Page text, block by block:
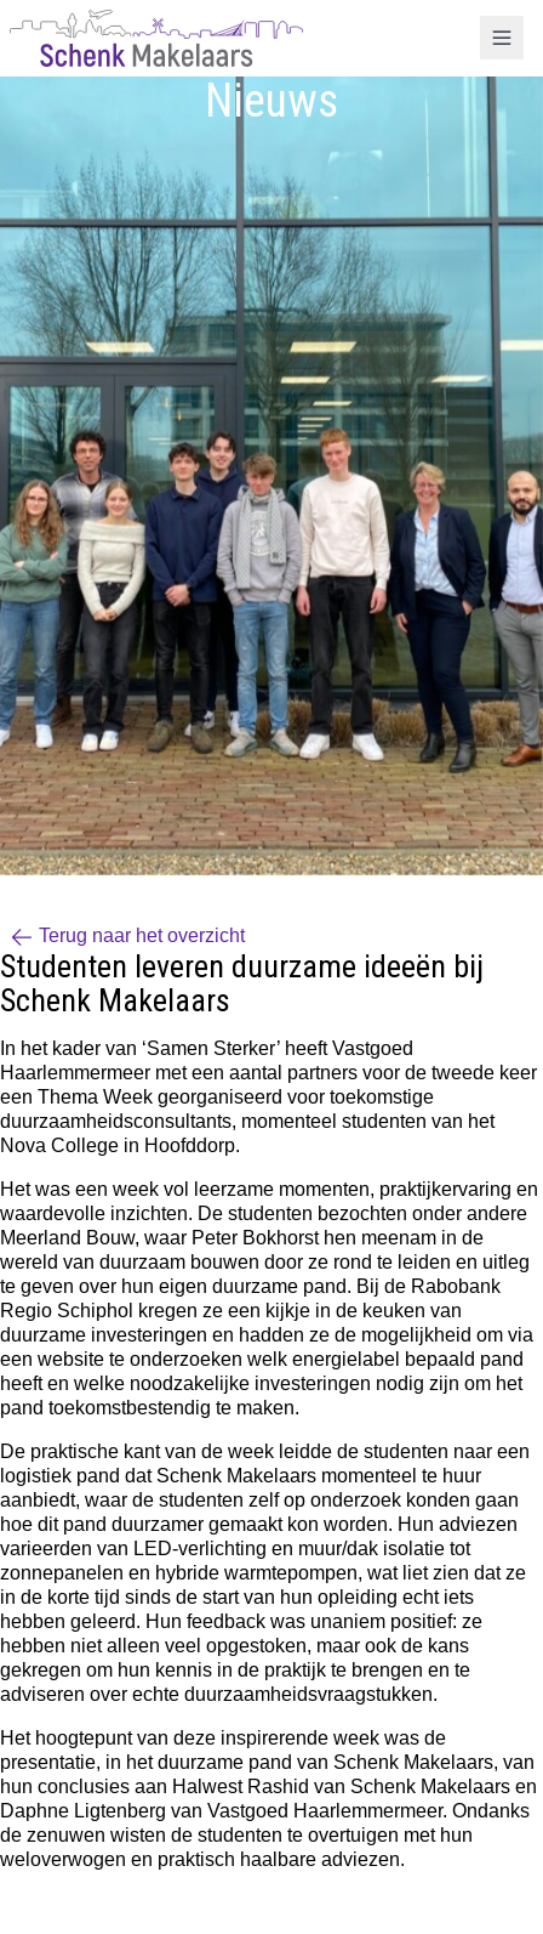
Nieuws
Terug naar het overzicht
Studenten leveren duurzame ideeën bij
Schenk Makelaars
In het kader van ‘Samen Sterker’ heeft Vastgoed
Haarlemmermeer met een aantal partners voor de tweede keer
een Thema Week georganiseerd voor toekomstige
duurzaamheidsconsultants, momenteel studenten van het
Nova College in Hoofddorp.
Het was een week vol leerzame momenten, praktijkervaring en
waardevolle inzichten. De studenten bezochten onder andere
Meerland Bouw, waar Peter Bokhorst hen meenam in de
wereld van duurzaam bouwen door ze rond te leiden en uitleg
te geven over hun eigen duurzame pand. Bij de Rabobank
Regio Schiphol kregen ze een kijkje in de keuken van
duurzame investeringen en hadden ze de mogelijkheid om via
een website te onderzoeken welk energielabel bepaald pand
heeft en welke noodzakelijke investeringen nodig zijn om het
pand toekomstbestendig te maken.
De praktische kant van de week leidde de studenten naar een
logistiek pand dat Schenk Makelaars momenteel te huur
aanbiedt, waar de studenten zelf op onderzoek konden gaan
hoe dit pand duurzamer gemaakt kon worden. Hun adviezen
varieerden van LED-verlichting en muur/dak isolatie tot
zonnepanelen en hybride warmtepompen, wat liet zien dat ze
in de korte tijd sinds de start van hun opleiding echt iets
hebben geleerd. Hun feedback was unaniem positief: ze
hebben niet alleen veel opgestoken, maar ook de kans
gekregen om hun kennis in de praktijk te brengen en te
adviseren over echte duurzaamheidsvraagstukken.
Het hoogtepunt van deze inspirerende week was de
presentatie, in het duurzame pand van Schenk Makelaars, van
hun conclusies aan Halwest Rashid van Schenk Makelaars en
Daphne Ligtenberg van Vastgoed Haarlemmermeer. Ondanks
de zenuwen wisten de studenten te overtuigen met hun
weloverwogen en praktisch haalbare adviezen.